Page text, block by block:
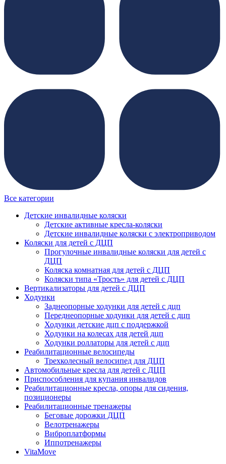
Все категории
Детские инвалидные коляски
Детские активные кресла-коляски
Детские инвалидные коляски с электроприводом
Коляски для детей с ДЦП
Прогулочные инвалидные коляски для детей с
ДЦП
Коляска комнатная для детей с ДЦП
Коляски типа «Трость» для детей с ДЦП
Вертикализаторы для детей с ДЦП
Ходунки
Заднеопорные ходунки для детей с дцп
Переднеопорные ходунки для детей с дцп
Ходунки детские дцп с поддержкой
Ходунки на колесах для детей дцп
Ходунки роллаторы для детей с дцп
Реабилитационные велосипеды
Трехколесный велосипед для ДЦП
Автомобильные кресла для детей с ДЦП
Приспособления для купания инвалидов
Реабилитационные кресла, опоры для сидения,
позиционеры
Реабилитационные тренажеры
Беговые дорожки ДЦП
Велотренажеры
Виброплатформы
Иппотренажеры
VitaMove